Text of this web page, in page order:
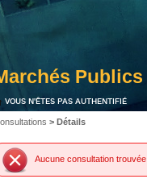
VOUS N'ÊTES PAS AUTHENTIFIÉ
> Détails
Aucune consultation trouvée